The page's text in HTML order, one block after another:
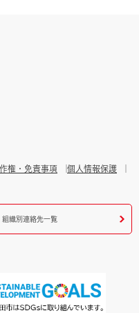
権・免責事項
個人情報保護
組織別連絡先一覧